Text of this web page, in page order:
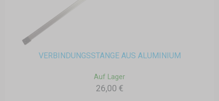
VERBINDUNGSSTANGE AUS ALUMINIUM
Auf Lager
26,00 €